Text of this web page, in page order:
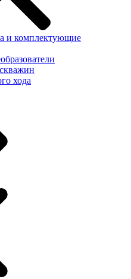
и комплектующие
хода